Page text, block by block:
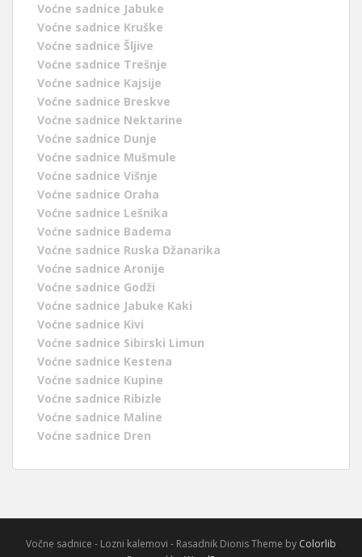
Voćne sadnice Jabuke
Voćne sadnice Kruške
Voćne sadnice Šljive
Voćne sadnice Trešnje
Voćne sadnice Kajsije
Voćne sadnice Breskve
Voćne sadnice Nektarine
Voćne sadnice Dunje
Voćne sadnice Mušmule
Voćne sadnice Višnje
Voćne sadnice Oraha
Voćne sadnice Lešnika
Voćne sadnice Badema
Voćne sadnice Ruska Džanarika
Voćne sadnice Aronije
Voćne sadnice Godži
Voćne sadnice Jabuke Kaki
Voćne sadnice Kivi
Voćne sadnice Sibirski Limun
Voćne sadnice Kestena
Voćne sadnice Kupine
Voćne sadnice Ribizle
Voćne sadnice Maline
Voćne sadnice Dren
Vočne sadnice - Lozni kalemovi - Rasadnik Dionis Theme by Colorlib